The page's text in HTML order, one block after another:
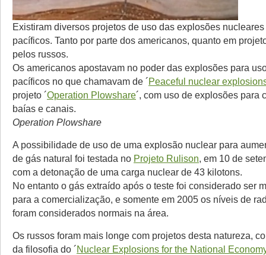
Existiram diversos projetos de uso das explosões
pacíficos. Tanto por parte dos americanos, quanto em
pelos russos.
Os americanos apostavam no poder das explosões para
pacíficos no que chamavam de ´Peaceful nuclear
projeto ´Operation Plowshare´, com uso de explosões para
baías e canais.
Operation Plowshare
A possibilidade de uso de uma explosão nuclear para
de gás natural foi testada no Projeto Rulison, em 10 de
com a detonação de uma carga nuclear de 43 kilotons.
No entanto o gás extraído após o teste foi considerado ser
para a comercialização, e somente em 2005 os níveis de
foram considerados normais na área.
Os russos foram mais longe com projetos desta natureza,
da filosofia do ´Nuclear Explosions for the National